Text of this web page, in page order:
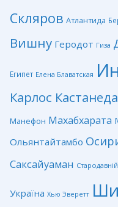
Скляров Атлантида
Вишну Геродот Гиза
Египет Елена Блаватская
Карлос Кастанеда
Манефон Махабхарата
Ольянтайтамбо
Саксайуаман
Україна Хью Эверетт